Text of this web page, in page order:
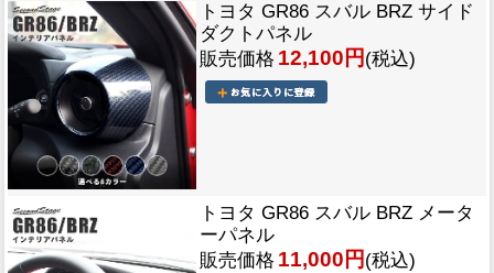
トヨタ GR86 スバル BRZ サイド
ダクトパネル
販売価格 12,100円 (税込)
トヨタ GR86 スバル BRZ メータ
ーパネル
販売価格 11,000円 (税込)